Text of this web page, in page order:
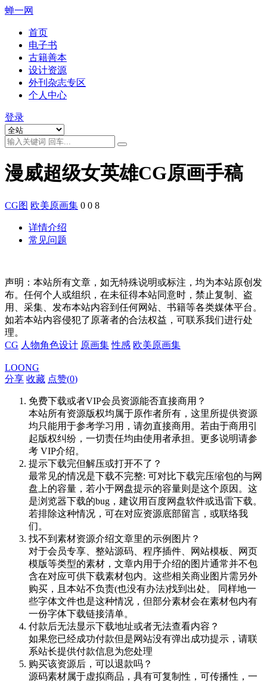
蝉一网
首页
电子书
古籍善本
设计资源
外刊杂志专区
个人中心
登录
漫威超级女英雄CG原画手稿
CG图 欧美原画集 0 0 8
详情介绍
常见问题
声明：本站所有文章，如无特殊说明或标注，均为本站原创发
布。任何个人或组织，在未征得本站同意时，禁止复制、盗
用、采集、发布本站内容到任何网站、书籍等各类媒体平台。
如若本站内容侵犯了原著者的合法权益，可联系我们进行处
理。
CG 人物角色设计 原画集 性感 欧美原画集
LOONG
分享 收藏 点赞(0)
免费下载或者VIP会员资源能否直接商用？
本站所有资源版权均属于原作者所有，这里所提供资源
均只能用于参考学习用，请勿直接商用。若由于商用引
起版权纠纷，一切责任均由使用者承担。更多说明请参
考 VIP介绍。
提示下载完但解压或打开不了？
最常见的情况是下载不完整: 可对比下载完压缩包的与网
盘上的容量，若小于网盘提示的容量则是这个原因。这
是浏览器下载的bug，建议用百度网盘软件或迅雷下载。
若排除这种情况，可在对应资源底部留言，或联络我
们。
找不到素材资源介绍文章里的示例图片？
对于会员专享、整站源码、程序插件、网站模板、网页
模版等类型的素材，文章内用于介绍的图片通常并不包
含在对应可供下载素材包内。这些相关商业图片需另外
购买，且本站不负责(也没有办法)找到出处。 同样地一
些字体文件也是这种情况，但部分素材会在素材包内有
一份字体下载链接清单。
付款后无法显示下载地址或者无法查看内容？
如果您已经成功付款但是网站没有弹出成功提示，请联
系站长提供付款信息为您处理
购买该资源后，可以退款吗？
源码素材属于虚拟商品，具有可复制性，可传播性，一